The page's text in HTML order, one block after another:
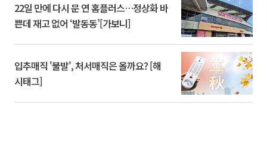
22일 만에 다시 문 연 홈플러스…정상화 바
쁜데 재고 없어 ‘발동동’[가보니]
입추매직 '불발', 처서매직은 올까요? [해
시태그]